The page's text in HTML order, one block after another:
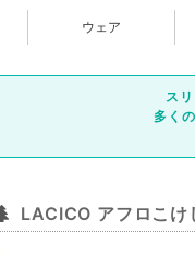
ウェア
ス
多く
LACICO アフロこけ